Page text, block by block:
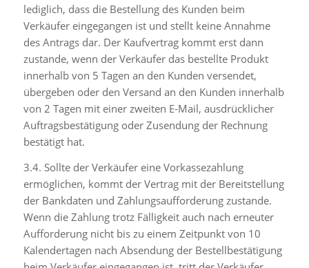
lediglich, dass die Bestellung des Kunden beim
Verkäufer eingegangen ist und stellt keine Annahme
des Antrags dar. Der Kaufvertrag kommt erst dann
zustande, wenn der Verkäufer das bestellte Produkt
innerhalb von 5 Tagen an den Kunden versendet,
übergeben oder den Versand an den Kunden innerhalb
von 2 Tagen mit einer zweiten E-Mail, ausdrücklicher
Auftragsbestätigung oder Zusendung der Rechnung
bestätigt hat.
3.4. Sollte der Verkäufer eine Vorkassezahlung
ermöglichen, kommt der Vertrag mit der Bereitstellung
der Bankdaten und Zahlungsaufforderung zustande.
Wenn die Zahlung trotz Fälligkeit auch nach erneuter
Aufforderung nicht bis zu einem Zeitpunkt von 10
Kalendertagen nach Absendung der Bestellbestätigung